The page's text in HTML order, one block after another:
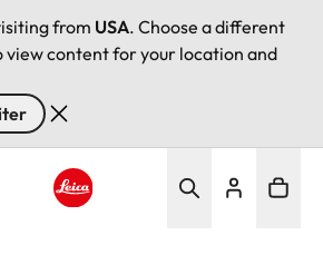
from USA. Choose a different
view content for your location and